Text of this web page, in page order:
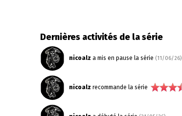
Dernières activités de la série
nicoalz a mis en pause la série (11/06/26)
nicoalz recommande la série